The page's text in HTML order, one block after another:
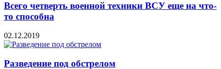
Всего четверть военной техники ВСУ еще на что-
то способна
02.12.2019
Разведение под обстрелом